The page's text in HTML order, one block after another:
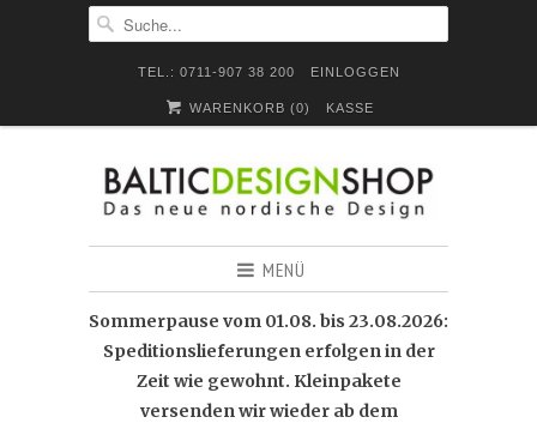
TEL.: 0711-907 38 200 EINLOGGEN
WARENKORB (0) KASSE
MENÜ
Sommerpause vom 01.08. bis 23.08.2026:
Speditionslieferungen erfolgen in der
Zeit wie gewohnt. Kleinpakete
versenden wir wieder ab dem